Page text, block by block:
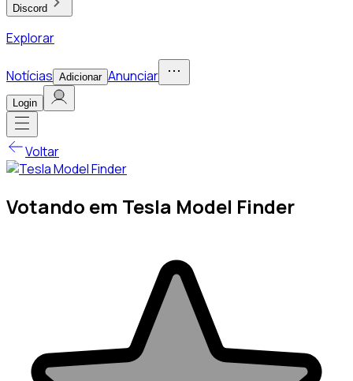
Discord
Explorar
Notícias Adicionar Anunciar
Login
Voltar
Votando em Tesla Model Finder